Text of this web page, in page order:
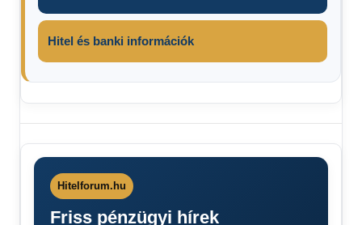
Hitel és banki információk
2025
kormányHitelforum.hu
Friss pénzügyi hírek